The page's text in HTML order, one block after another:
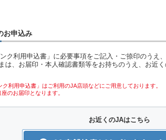
お申込み
ク利用申込書」に必要事項をご記入・ご捺印のうえ
は、お届印・本人確認書類等をお持ちのうえ、お近
利用申込書」はご利用のJA店頭などにご用意しております。
のお届印となります。
お近くのJAはこちら